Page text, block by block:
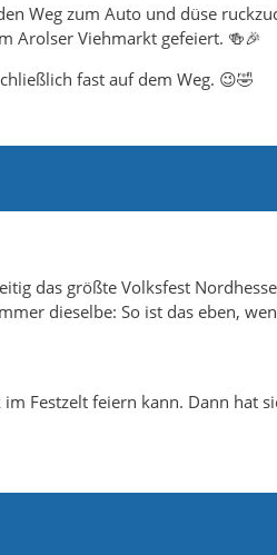
Weg zum Auto und düse
Arolser Viehmarkt gefeiert. 🍻🎉
fast auf dem Weg. 😉🤣
das größte Volksfest
dieselbe: So ist das eben,
Festzelt feiern kann. Dann hat